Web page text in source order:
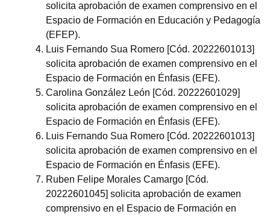
solicita aprobación de examen comprensivo en el
Espacio de Formación en Educación y Pedagogía
(EFEP).
Luis Fernando Sua Romero [Cód. 20222601013]
solicita aprobación de examen comprensivo en el
Espacio de Formación en Énfasis (EFE).
Carolina González León [Cód. 20222601029]
solicita aprobación de examen comprensivo en el
Espacio de Formación en Énfasis (EFE).
Luis Fernando Sua Romero [Cód. 20222601013]
solicita aprobación de examen comprensivo en el
Espacio de Formación en Énfasis (EFE).
Ruben Felipe Morales Camargo [Cód.
20222601045] solicita aprobación de examen
comprensivo en el Espacio de Formación en